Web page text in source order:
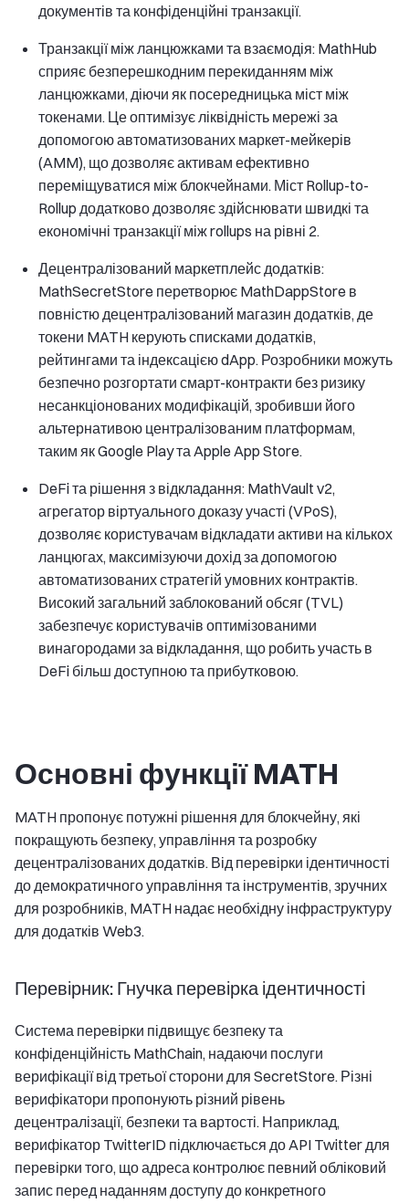
документів та конфіденційні транзакції.
Транзакції між ланцюжками та взаємодія: MathHub
сприяє безперешкодним перекиданням між
ланцюжками, діючи як посередницька міст між
токенами. Це оптимізує ліквідність мережі за
допомогою автоматизованих маркет-мейкерів
(AMM), що дозволяє активам ефективно
переміщуватися між блокчейнами. Міст Rollup-to-
Rollup додатково дозволяє здійснювати швидкі та
економічні транзакції між rollups на рівні 2.
Децентралізований маркетплейс додатків:
MathSecretStore перетворює MathDappStore в
повністю децентралізований магазин додатків, де
токени MATH керують списками додатків,
рейтингами та індексацією dApp. Розробники можуть
безпечно розгортати смарт-контракти без ризику
несанкціонованих модифікацій, зробивши його
альтернативою централізованим платформам,
таким як Google Play та Apple App Store.
DeFi та рішення з відкладання: MathVault v2,
агрегатор віртуального доказу участі (VPoS),
дозволяє користувачам відкладати активи на кількох
ланцюгах, максимізуючи дохід за допомогою
автоматизованих стратегій умовних контрактів.
Високий загальний заблокований обсяг (TVL)
забезпечує користувачів оптимізованими
винагородами за відкладання, що робить участь в
DeFi більш доступною та прибутковою.
Основні функції MATH
MATH пропонує потужні рішення для блокчейну, які
покращують безпеку, управління та розробку
децентралізованих додатків. Від перевірки ідентичності
до демократичного управління та інструментів, зручних
для розробників, MATH надає необхідну інфраструктуру
для додатків Web3.
Перевірник: Гнучка перевірка ідентичності
Система перевірки підвищує безпеку та
конфіденційність MathChain, надаючи послуги
верифікації від третьої сторони для SecretStore. Різні
верифікатори пропонують різний рівень
децентралізації, безпеки та вартості. Наприклад,
верифікатор TwitterID підключається до API Twitter для
перевірки того, що адреса контролює певний обліковий
запис перед наданням доступу до конкретного